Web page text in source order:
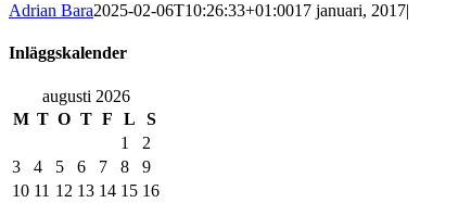
Adrian Bara2025-02-06T10:26:33+01:0017 januari, 2017|
Inläggskalender
augusti 2026
M T O T F L
S
1
2
3
4 5 6 7 8
9
10 11 12 13 14 15 16